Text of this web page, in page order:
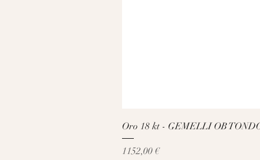
Oro 18 kt - GEMELLI OB
Prezzo
1152,00 €